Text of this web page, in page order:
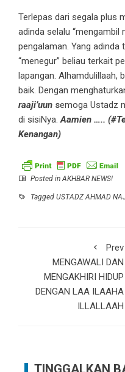
Terlepas dari segala plus
adinda selalu “mengambil
pengalaman. Yang adinda
“menegur” beliau terkait
lapangan. Alhamdulillaah,
baik. Dengan
raaji’uun semoga Ustadz
di sisiNya. Aamien …..
Kenangan)
Posted in AKHBAR NEWS!
Tagged USTADZ AHMAD
Prev
MENGAWALI DAN
MENGAKHIRI HIDUP
DENGAN LAA ILAAHA
ILLALLAAH
TINGGALKAN